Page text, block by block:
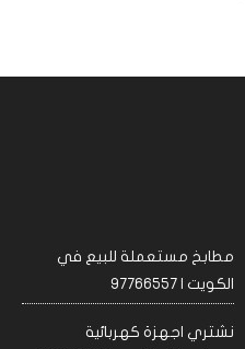
مطابخ مستعملة للبيع في
الكويت | 97766557
نشتري اجهزة كهربائية